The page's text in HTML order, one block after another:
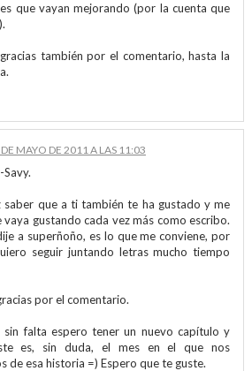
que vayan mejorando (por la cuenta que
también por el comentario, hasta la
MAYO DE 2011 A LAS 11:03
saber que a ti también te ha gustado y me
gustando cada vez más como escribo.
a superñoño, es lo que me conviene, por
seguir juntando letras mucho tiempo
por el comentario.
sin falta espero tener un nuevo capítulo y
es, sin duda, el mes en el que nos
de esa historia =) Espero que te guste.